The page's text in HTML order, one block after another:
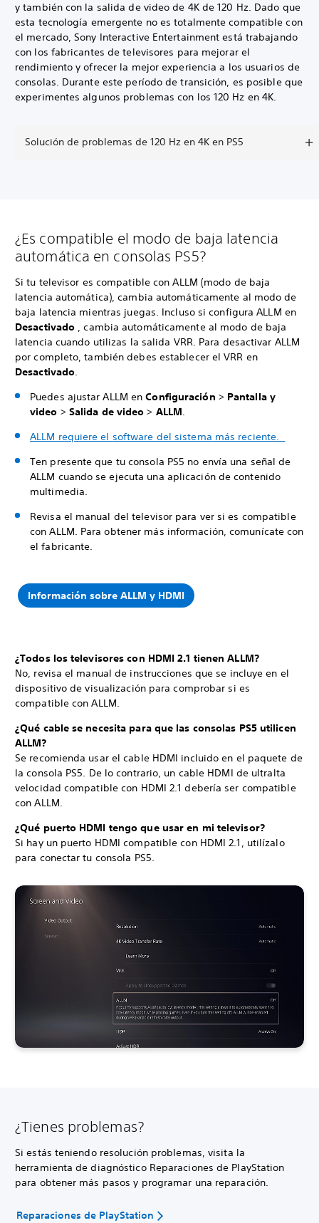
y también con la salida de video de 4K de 120 Hz. Dado que
esta tecnología emergente no es totalmente compatible con
el mercado, Sony Interactive Entertainment está trabajando
con los fabricantes de televisores para mejorar el
rendimiento y ofrecer la mejor experiencia a los usuarios de
consolas. Durante este período de transición, es posible que
experimentes algunos problemas con los 120 Hz en 4K.
Solución de problemas de 120 Hz en 4K en PS5
¿Es compatible el modo de baja latencia
automática en consolas PS5?
Si tu televisor es compatible con ALLM (modo de baja
latencia automática), cambia automáticamente al modo de
baja latencia mientras juegas. Incluso si configura ALLM en
Desactivado , cambia automáticamente al modo de baja
latencia cuando utilizas la salida VRR. Para desactivar ALLM
por completo, también debes establecer el VRR en
Desactivado.
Puedes ajustar ALLM enConfiguración > Pantalla y
video > Salida de video > ALLM.
ALLM requiere el software del sistema más reciente.
Ten presente que tu consola PS5 no envía una señal de
ALLM cuando se ejecuta una aplicación de contenido
multimedia.
Revisa el manual del televisor para ver si es compatible
con ALLM. Para obtener más información, comunícate con
el fabricante.
Información sobre ALLM y HDMI
¿Todos los televisores con HDMI 2.1 tienen ALLM?
No, revisa el manual de instrucciones que se incluye en el
dispositivo de visualización para comprobar si es
compatible con ALLM.
¿Qué cable se necesita para que las consolas PS5 utilicen
ALLM?
Se recomienda usar el cable HDMI incluido en el paquete de
la consola PS5. De lo contrario, un cable HDMI de ultralta
velocidad compatible con HDMI 2.1 debería ser compatible
con ALLM.
¿Qué puerto HDMI tengo que usar en mi televisor?
Si hay un puerto HDMI compatible con HDMI 2.1, utilízalo
para conectar tu consola PS5.
¿Tienes problemas?
Si estás teniendo resolución problemas, visita la
herramienta de diagnóstico Reparaciones de PlayStation
para obtener más pasos y programar una reparación.
Reparaciones de PlayStation